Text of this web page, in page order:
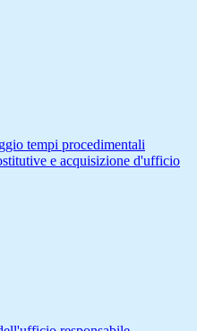
tempi procedimentali
e acquisizione d'ufficio